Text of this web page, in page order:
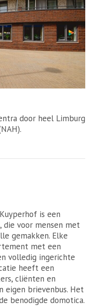
door heel Limburg
is een
die voor mensen met
gemakken. Elke
met een
volledig ingerichte
heeft een
cliënten en
eigen brievenbus. Het
benodigde domotica.